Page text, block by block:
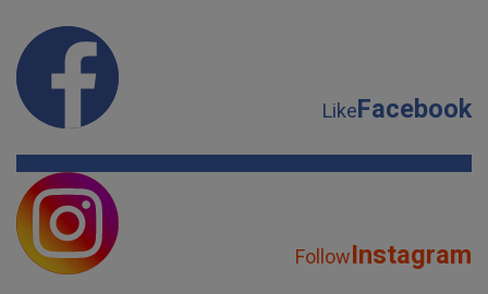
LikeFacebook
FollowInstagram